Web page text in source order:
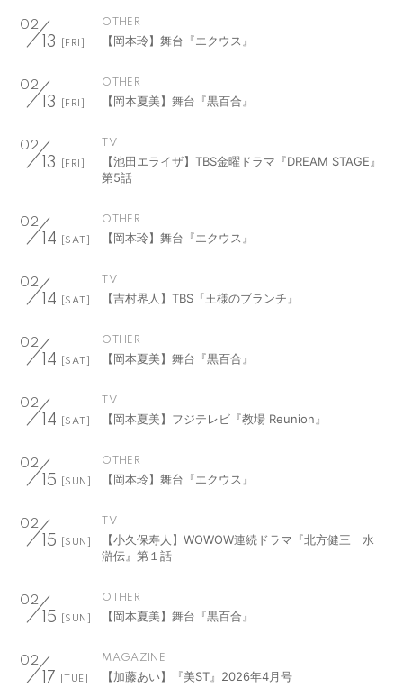
02
13 [FRI]
OTHER
【岡本玲】舞台『エクウス』
02
13 [FRI]
OTHER
【岡本夏美】舞台『黒百合』
02
13 [FRI]
TV
【池田エライザ】TBS金曜ドラマ『DREAM STAGE』
第5話
02
14 [SAT]
OTHER
【岡本玲】舞台『エクウス』
02
14 [SAT]
TV
【吉村界人】TBS『王様のブランチ』
02
14 [SAT]
OTHER
【岡本夏美】舞台『黒百合』
02
14 [SAT]
TV
【岡本夏美】フジテレビ『教場 Reunion』
02
15 [SUN]
OTHER
【岡本玲】舞台『エクウス』
02
15 [SUN]
TV
【小久保寿人】WOWOW連続ドラマ『北方健三 水
滸伝』第１話
02
15 [SUN]
OTHER
【岡本夏美】舞台『黒百合』
02
17 [TUE]
MAGAZINE
【加藤あい】『美ST』2026年4月号